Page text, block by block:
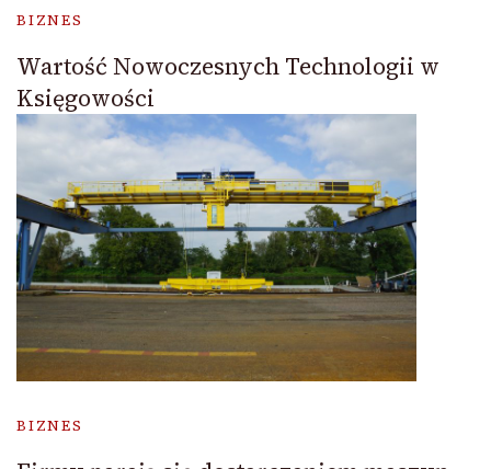
BIZNES
Wartość Nowoczesnych Technologii w
Księgowości
BIZNES